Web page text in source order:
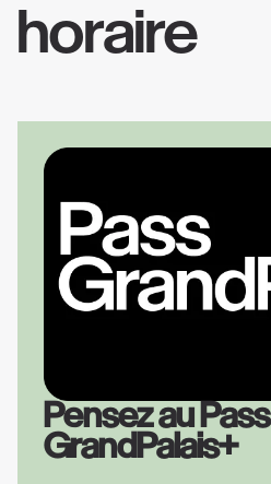
horaire
Pensez au Pass
GrandPalais+